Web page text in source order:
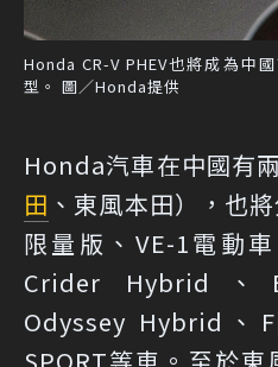
Honda CR-V PHEV也將成為中
型。 圖／Honda提供
Honda汽車在中國有
田 、東風本田），也
限量版、VE-1電動
Crider Hybrid、
Odyssey Hybrid、